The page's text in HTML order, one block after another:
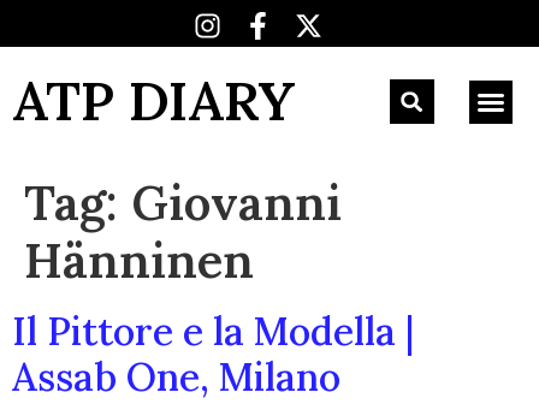
ATP DIARY
Tag: Giovanni
Hänninen
Il Pittore e la Modella |
Assab One, Milano